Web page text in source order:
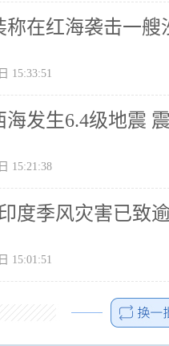
称在红海袭击一艘
15:33:51
海发生6.4级地震
15:21:38
度季风灾害已致
15:01:51